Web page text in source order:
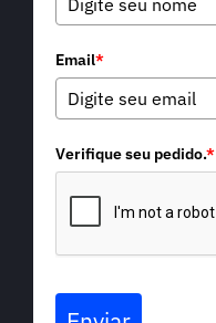
Email*
Verifique seu pedido.*